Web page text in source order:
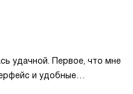
удачной. Первое, что мне
и удобные